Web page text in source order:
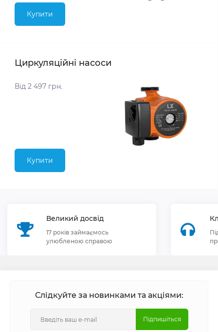
Купити
Циркуляційні насоси
Від 2 497 грн.
Купити
Великий досвід
17 років займаємось
улюбленою справою
Слідкуйте за новинками та акціями:
Підпишіться